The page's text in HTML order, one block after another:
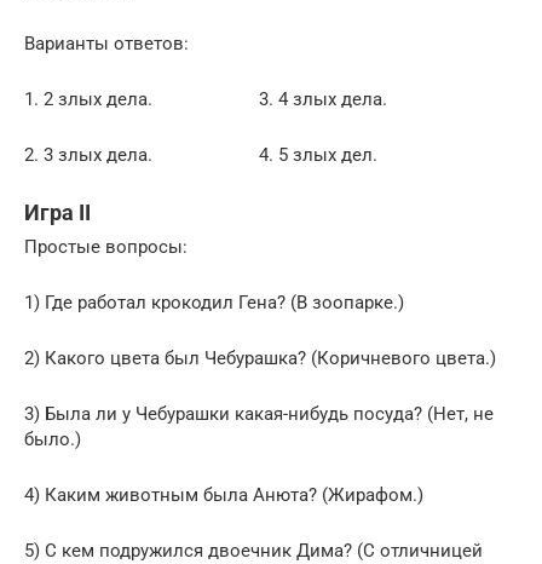
Варианты ответов:
1. 2 злых дела. 3. 4 злых дела.
2. 3 злых дела. 4. 5 злых дел.
Игра II
Простые вопросы:
1) Где работал крокодил Гена? (В зоопарке.)
2) Какого цвета был Чебурашка? (Коричневого цвета.)
3) Была ли у Чебурашки какая-нибудь посуда? (Нет, не
было.)
4) Каким животным была Анюта? (Жирафом.)
5) С кем подружился двоечник Дима? (С отличницей